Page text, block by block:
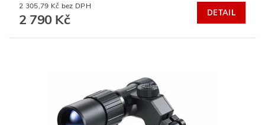
2 305,79 Kč bez DPH
2 790 Kč DETAIL